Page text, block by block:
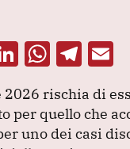
Li
k
e
W
at
s
T
e
gr l
2026 rischia di
per quello che
uno dei casi